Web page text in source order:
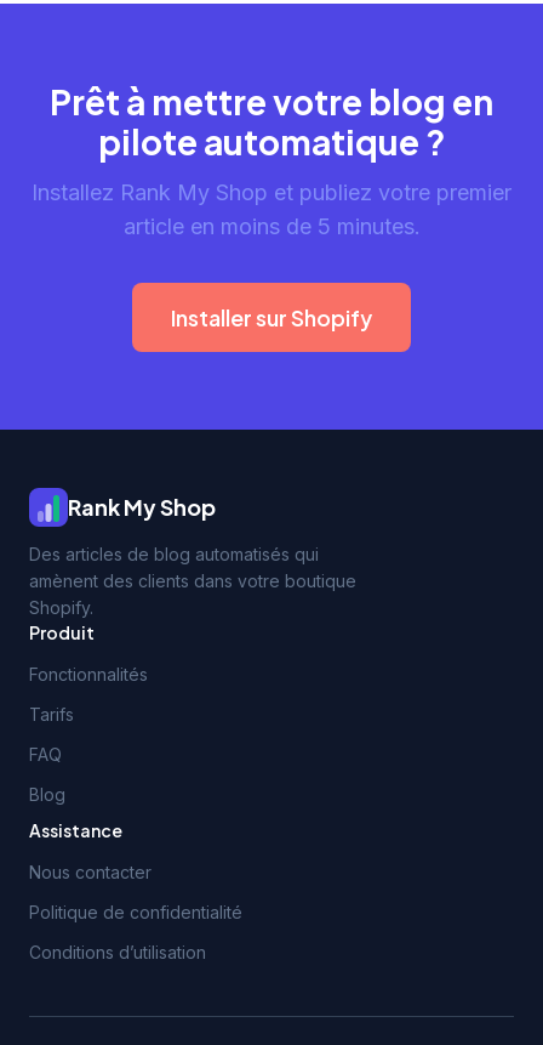
Prêt à mettre votre blog en
pilote automatique ?
Installez Rank My Shop et publiez votre premier
article en moins de 5 minutes.
Installer sur Shopify
Rank My Shop
Des articles de blog automatisés qui
amènent des clients dans votre boutique
Shopify.
Produit
Fonctionnalités
Tarifs
FAQ
Blog
Assistance
Nous contacter
Politique de confidentialité
Conditions d’utilisation